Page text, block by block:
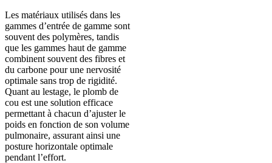
Les matériaux utilisés dans les
gammes d’entrée de gamme sont
souvent des polymères, tandis
que les gammes haut de gamme
combinent souvent des fibres et
du carbone pour une nervosité
optimale sans trop de rigidité.
Quant au lestage, le plomb de
cou est une solution efficace
permettant à chacun d’ajuster le
poids en fonction de son volume
pulmonaire, assurant ainsi une
posture horizontale optimale
pendant l’effort.